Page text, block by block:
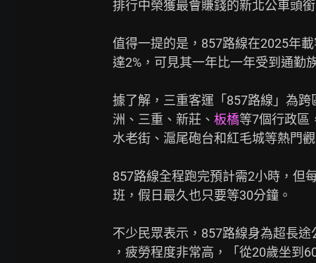
排行中榮獲最會賺錢的新北公車頭
值得一提的是，857路線在2025年
達2%，可見其一年比一年受到通勤
據了解，三重客運「857路線」為
洲、三重、新莊、 板橋等7個行政區
水老街、滬尾砲台和紅毛城等熱門
857路線全程跑完預計需2小時，但
班，假日最久也只要等30分鐘。
不少民眾表示，857路線身為超長
，疲勞程度非常高，「從20歲坐到